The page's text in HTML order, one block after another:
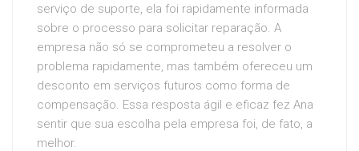
serviço de suporte, ela foi rapidamente informada
sobre o processo para solicitar reparação. A
empresa não só se comprometeu a resolver o
problema rapidamente, mas também ofereceu um
desconto em serviços futuros como forma de
compensação. Essa resposta ágil e eficaz fez Ana
sentir que sua escolha pela empresa foi, de fato, a
melhor.